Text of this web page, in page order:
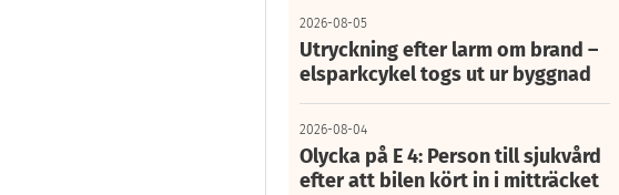
2026-08-05
Utryckning efter larm om brand –
elsparkcykel togs ut ur byggnad
2026-08-04
Olycka på E 4: Person till sjukvård
efter att bilen kört in i mitträcket